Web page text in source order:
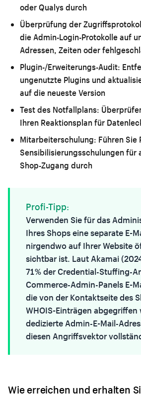
oder Qualys durch
Überprüfung der
die Admin-Login-Protokolle auf
Adressen, Zeiten oder
Plugin-/Erweiterungs-Audit:
ungenutzte Plugins und
auf die neueste Version
Test des Notfallplans:
Ihren Reaktionsplan für
Mitarbeiterschulung: Führen Sie
Sensibilisierungsschulungen für
Shop-Zugang durch
Profi-Tipp:
Verwenden Sie für das
Ihres Shops eine separate E-
nirgendwo auf Ihrer Website
sichtbar ist. Laut Akamai
71 % der Credential-Stuffing-
Commerce-Admin-Panels E-
die von der Kontaktseite des
WHOIS-Einträgen abgegriffen
dedizierte Admin-E-Mail-
diesen Angriffsvektor
Wie erreichen und erhalten